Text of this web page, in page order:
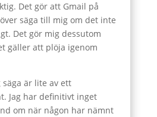
Det gör att Gmail på
säga till mig om det inte
Det gör mig dessutom
gäller att plöja igenom
är lite av ett
Jag har definitivt inget
om när någon har nämnt